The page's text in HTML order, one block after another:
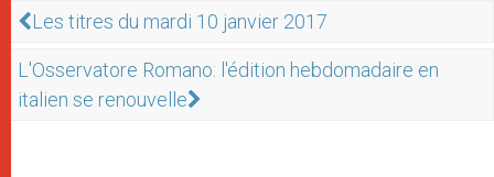
Les titres du mardi 10 janvier 2017
L'Osservatore Romano: l'édition hebdomadaire en
italien se renouvelle